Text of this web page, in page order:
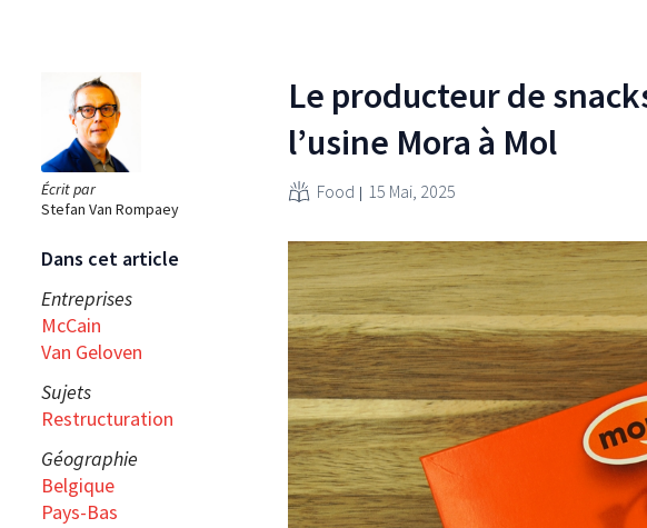
Écrit par
Stefan Van Rompaey
Dans cet article
Entreprises
McCain
Van Geloven
Sujets
Restructuration
Géographie
Belgique
Pays-Bas
Le producteur de
l’usine Mora à Mol
Food 15 Mai, 2025